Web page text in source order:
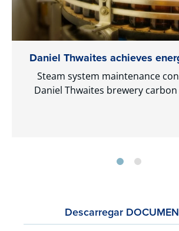
Daniel Thwaites achieves
Steam system maintenance
Daniel Thwaites brewery
Descarregar